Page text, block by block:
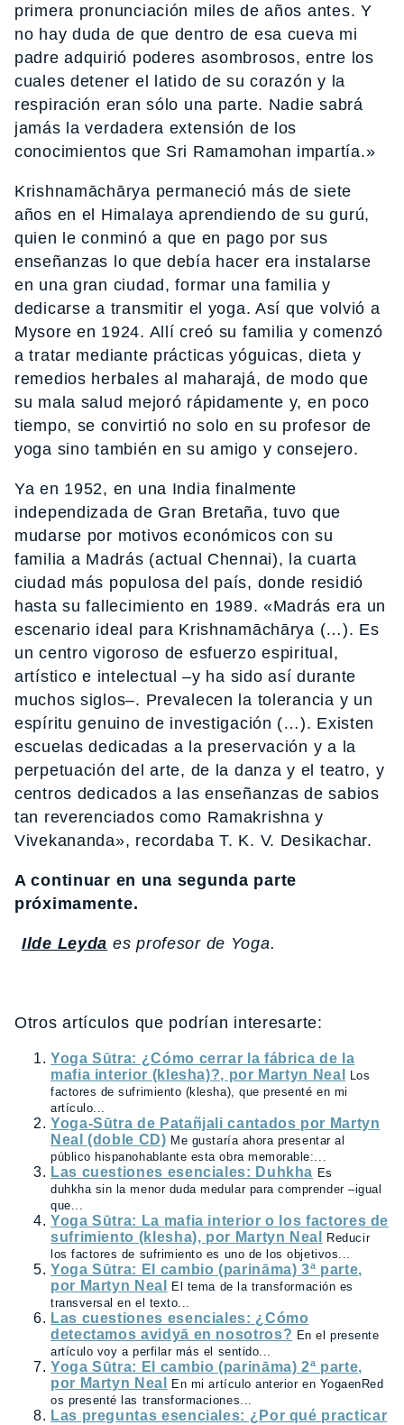
primera pronunciación miles de años antes. Y
no hay duda de que dentro de esa cueva mi
padre adquirió poderes asombrosos, entre los
cuales detener el latido de su corazón y la
respiración eran sólo una parte. Nadie sabrá
jamás la verdadera extensión de los
conocimientos que Sri Ramamohan impartía.»
Krishnamāchārya permaneció más de siete
años en el Himalaya aprendiendo de su gurú,
quien le conminó a que en pago por sus
enseñanzas lo que debía hacer era instalarse
en una gran ciudad, formar una familia y
dedicarse a transmitir el yoga. Así que volvió a
Mysore en 1924. Allí creó su familia y comenzó
a tratar mediante prácticas yóguicas, dieta y
remedios herbales al maharajá, de modo que
su mala salud mejoró rápidamente y, en poco
tiempo, se convirtió no solo en su profesor de
yoga sino también en su amigo y consejero.
Ya en 1952, en una India finalmente
independizada de Gran Bretaña, tuvo que
mudarse por motivos económicos con su
familia a Madrás (actual Chennai), la cuarta
ciudad más populosa del país, donde residió
hasta su fallecimiento en 1989. «Madrás era un
escenario ideal para Krishnamāchārya (…). Es
un centro vigoroso de esfuerzo espiritual,
artístico e intelectual –y ha sido así durante
muchos siglos–. Prevalecen la tolerancia y un
espíritu genuino de investigación (…). Existen
escuelas dedicadas a la preservación y a la
perpetuación del arte, de la danza y el teatro, y
centros dedicados a las enseñanzas de sabios
tan reverenciados como Ramakrishna y
Vivekananda», recordaba T. K. V. Desikachar.
A continuar en una segunda parte
próximamente.
Ilde Leyda es profesor de Yoga.
Otros artículos que podrían interesarte:
Yoga Sūtra: ¿Cómo cerrar la fábrica de la
mafia interior (klesha)?, por Martyn Neal
Los
factores de sufrimiento (klesha), que presenté en mi
artículo...
Yoga-Sūtra de Patañjali cantados por Martyn
Neal (doble CD) Me gustaría ahora presentar al
público hispanohablante esta obra memorable:...
Las cuestiones esenciales: Duhkha Es
duhkha sin la menor duda medular para comprender –igual
que...
Yoga Sūtra: La mafia interior o los factores de
sufrimiento (klesha), por Martyn Neal
Reducir
los factores de sufrimiento es uno de los objetivos...
Yoga Sūtra: El cambio (parināma) 3ª parte,
por Martyn Neal
El tema de la transformación es
transversal en el texto...
Las cuestiones esenciales: ¿Cómo
detectamos avidyā en nosotros? En el presente
artículo voy a perfilar más el sentido...
Yoga Sūtra: El cambio (parināma) 2ª parte,
por Martyn Neal
En mi artículo anterior en YogaenRed
os presenté las transformaciones...
Las preguntas esenciales: ¿Por qué practicar